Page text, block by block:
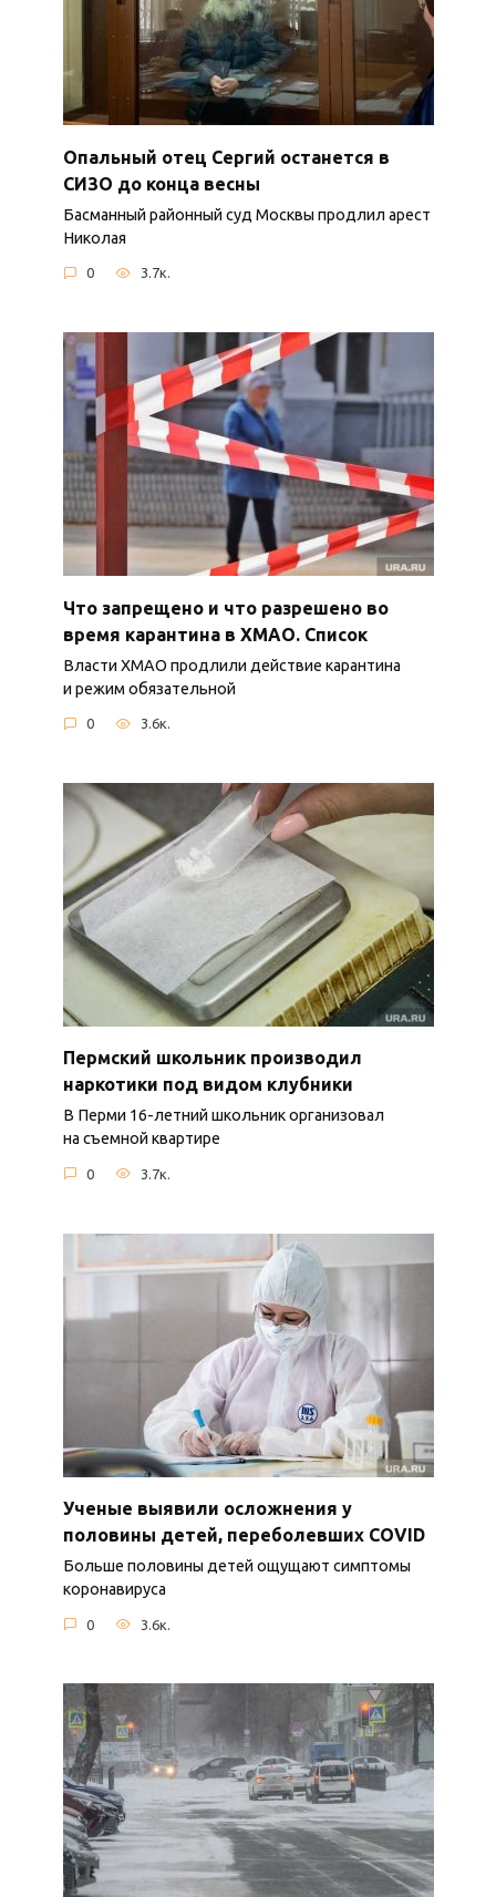
Опальный отец Сергий останется в
СИЗО до конца весны
Басманный районный суд Москвы продлил арест
Николая
0 3.7к.
Что запрещено и что разрешено во
время карантина в ХМАО. Список
Власти ХМАО продлили действие карантина
и режим обязательной
0 3.6к.
Пермский школьник производил
наркотики под видом клубники
В Перми 16-летний школьник организовал
на съемной квартире
0 3.7к.
Ученые выявили осложнения у
половины детей, переболевших COVID
Больше половины детей ощущают симптомы
коронавируса
0 3.6к.